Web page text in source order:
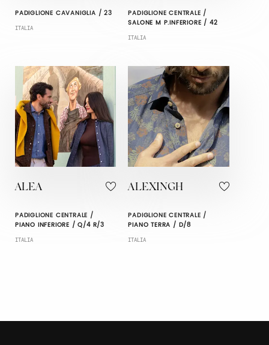
PADIGLIONE CAVANIGLIA / 23
ITALIA
PADIGLIONE CENTRALE /
SALONE M P.INFERIORE / 42
ITALIA
ALEA
PADIGLIONE CENTRALE /
PIANO INFERIORE / Q/4 R/3
ITALIA
ALEXINGH
PADIGLIONE CENTRALE /
PIANO TERRA / D/8
ITALIA